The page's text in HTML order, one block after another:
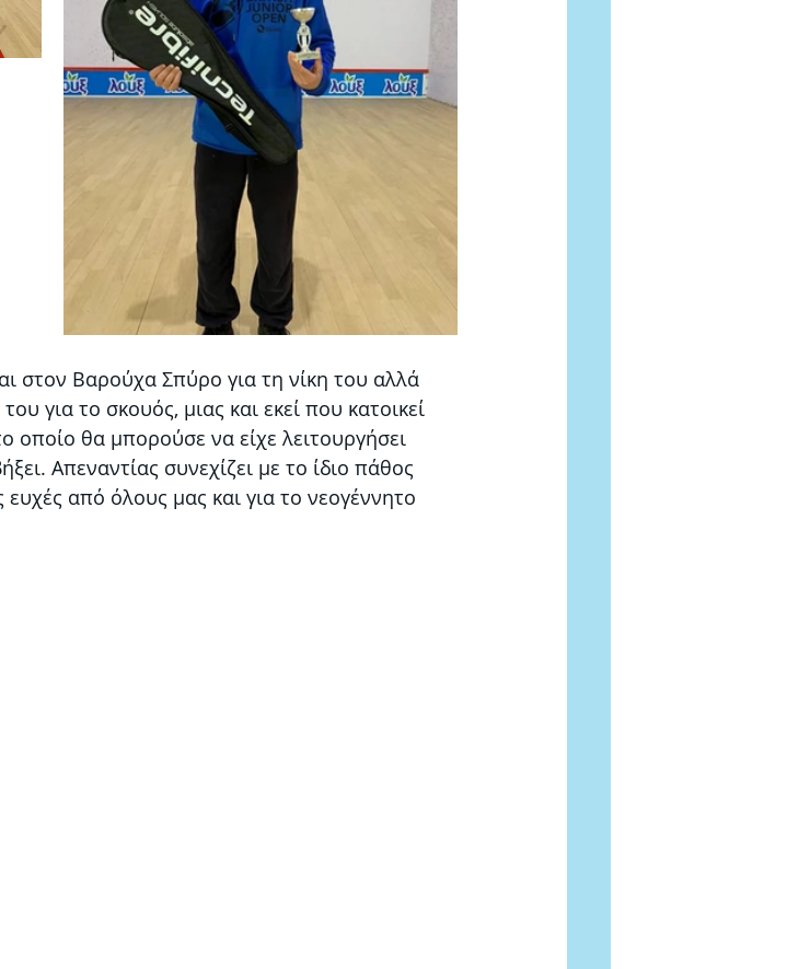
στον Βαρούχα Σπύρο για τη νίκη του αλλά
για το σκουός, μιας και εκεί που κατοικεί
οποίο θα μπορούσε να είχε λειτουργήσει
Απεναντίας συνεχίζει με το ίδιο πάθος
από όλους μας και για το νεογέννητο